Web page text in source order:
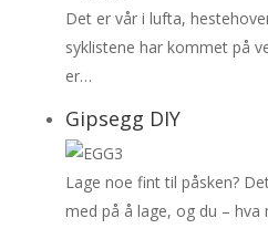
Det er vår i lufta,
syklistene har kommet på
er…
Gipsegg DIY
Lage noe fint til påsken?
med på å lage, og du –